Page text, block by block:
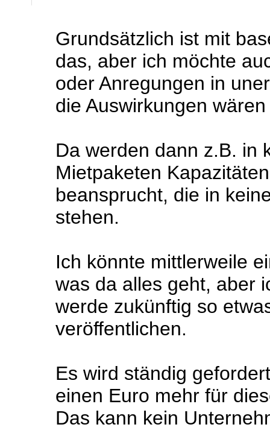
Grundsätzlich ist mit
das, aber ich möchte
oder Anregungen in
die Auswirkungen
Da werden dann z.B. in
Mietpaketen
beansprucht, die in
stehen.
Ich könnte mittlerweile
was da alles geht, aber
werde zukünftig so
veröffentlichen.
Es wird ständig
einen Euro mehr für
Das kann kein